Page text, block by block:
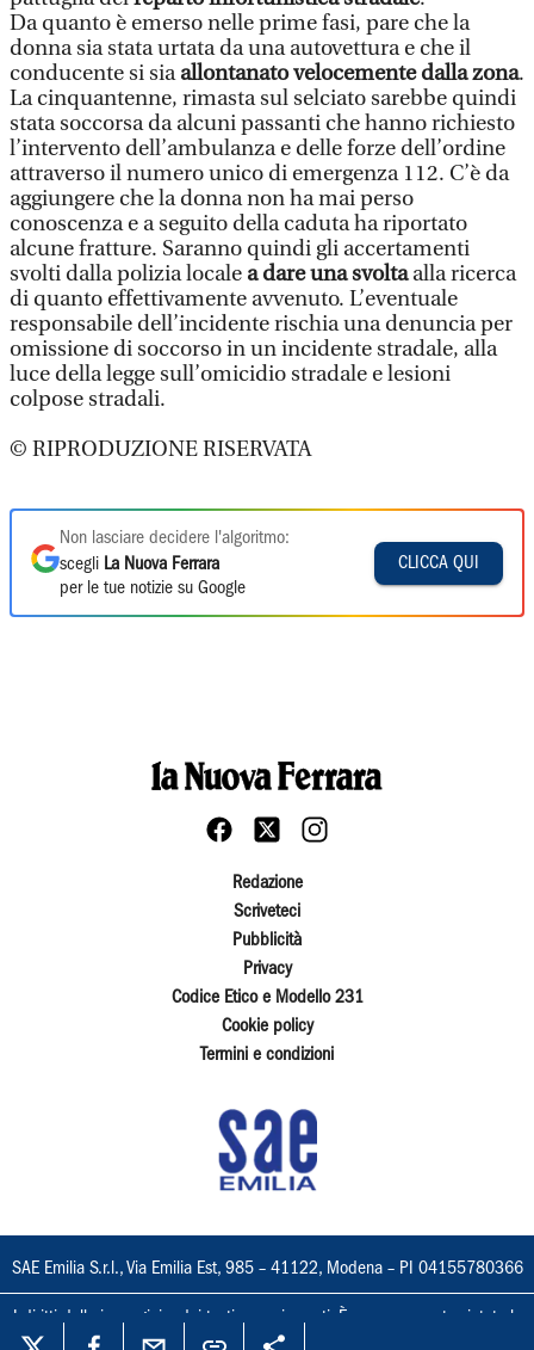
Da quanto è emerso nelle prime fasi, pare che la
donna sia stata urtata da una autovettura e che il
conducente si siaallontanato velocemente dalla zona.
La cinquantenne, rimasta sul selciato sarebbe quindi
stata soccorsa da alcuni passanti che hanno richiesto
l’intervento dell’ambulanza e delle forze dell’ordine
attraverso il numero unico di emergenza 112. C’è da
aggiungere che la donna non ha mai perso
conoscenza e a seguito della caduta ha riportato
alcune fratture. Saranno quindi gli accertamenti
svolti dalla polizia locale a dare una svoltaalla ricerca
di quanto effettivamente avvenuto. L’eventuale
responsabile dell’incidente rischia una denuncia per
omissione di soccorso in un incidente stradale, alla
luce della legge sull’omicidio stradale e lesioni
colpose stradali.
© RIPRODUZIONE RISERVATA
Non lasciare decidere l'algoritmo:
scegli La Nuova Ferrara
per le tue notizie su Google
CLICCA QUI
Redazione
Scriveteci
Pubblicità
Privacy
Codice Etico e Modello 231
Cookie policy
Termini e condizioni
SAE Emilia S.r.l., Via Emilia Est, 985 – 41122, Modena – PI 04155780366
I diritti delle immagini e dei testi sono riservati. È espressamente vietata la
loro riproduzione con qualsiasi mezzo e l'adattamento totale o parziale.